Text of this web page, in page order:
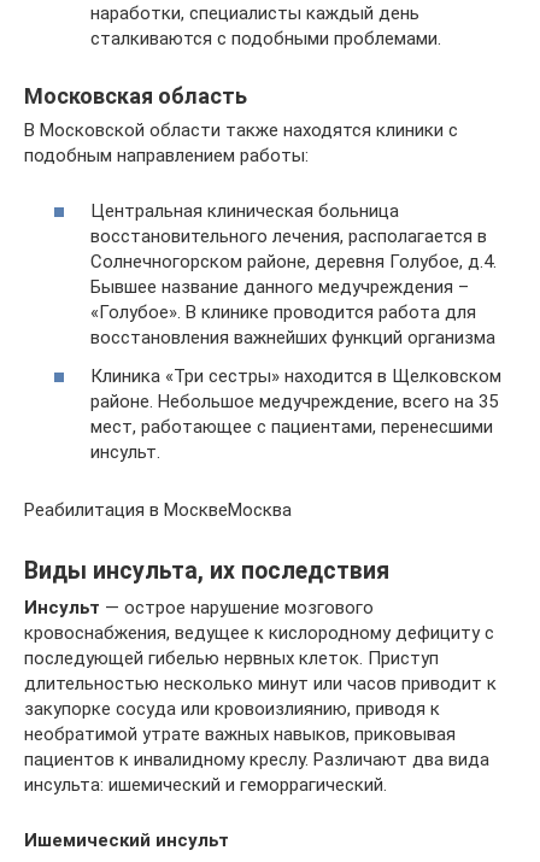
наработки, специалисты каждый день
сталкиваются с подобными проблемами.
Московская область
В Московской области также находятся клиники с
подобным направлением работы:
Центральная клиническая больница
восстановительного лечения, располагается в
Солнечногорском районе, деревня Голубое, д.4.
Бывшее название данного медучреждения –
«Голубое». В клинике проводится работа для
восстановления важнейших функций организма
Клиника «Три сестры» находится в Щелковском
районе. Небольшое медучреждение, всего на 35
мест, работающее с пациентами, перенесшими
инсульт.
Реабилитация в МосквеМосква
Виды инсульта, их последствия
Инсульт — острое нарушение мозгового
кровоснабжения, ведущее к кислородному дефициту с
последующей гибелью нервных клеток. Приступ
длительностью несколько минут или часов приводит к
закупорке сосуда или кровоизлиянию, приводя к
необратимой утрате важных навыков, приковывая
пациентов к инвалидному креслу. Различают два вида
инсульта: ишемический и геморрагический.
Ишемический инсульт